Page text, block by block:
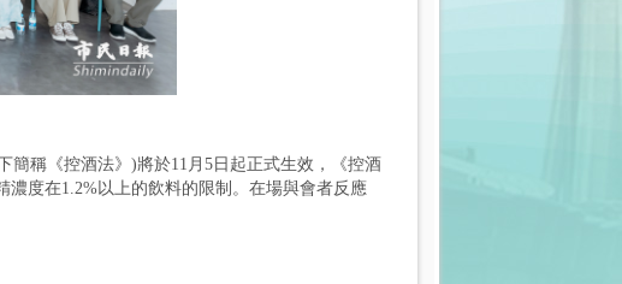
簡稱《控酒法》)將於11月5日起正式生效，《控酒
度在1.2%以上的飲料的限制。在場與會者反應